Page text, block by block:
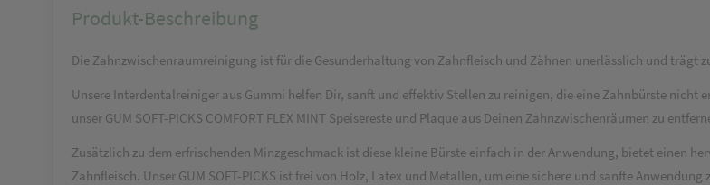
Produkt-Beschreibung
Die Zahnzwischenraumreinigung ist für die Gesunderhaltung von Zahnfleisch und Zähnen unerlässlich und trägt
Unsere Interdentalreiniger aus Gummi helfen Dir, sanft und effektiv Stellen zu reinigen, die eine Zahnbürste
unser GUM SOFT-PICKS COMFORT FLEX MINT Speisereste und Plaque aus Deinen Zahnzwischenräumen zu
Zusätzlich zu dem erfrischenden Minzgeschmack ist diese kleine Bürste einfach in der Anwendung, bietet einen
Zahnfleisch. Unser GUM SOFT-PICKS ist frei von Holz, Latex und Metallen, um eine sichere und sanfte Anwendung